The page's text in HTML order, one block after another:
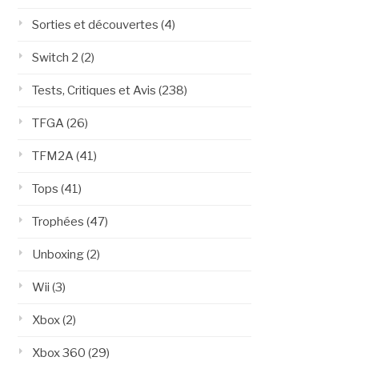
Sorties et découvertes (4)
Switch 2 (2)
Tests, Critiques et Avis (238)
TFGA (26)
TFM2A (41)
Tops (41)
Trophées (47)
Unboxing(2)
Wii (3)
Xbox(2)
Xbox 360 (29)